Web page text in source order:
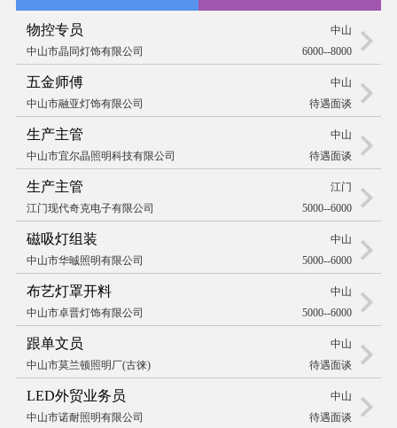
物控专员
中山市晶同灯饰有限公司
中山
6000--8000
五金师傅
中山市融亚灯饰有限公司
中山
待遇面谈
生产主管
中山市宜尔晶照明科技有限公司
中山
待遇面谈
生产主管
江门现代奇克电子有限公司
江门
5000--6000
磁吸灯组装
中山市华晠照明有限公司
中山
5000--6000
布艺灯罩开料
中山市卓晋灯饰有限公司
中山
5000--6000
跟单文员
中山市莫兰顿照明厂(古徕)
中山
待遇面谈
LED外贸业务员
中山市诺耐照明有限公司
中山
待遇面谈